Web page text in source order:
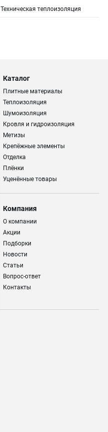
Техническая теплоизоляция
Каталог
Плитные материалы
Теплоизоляция
Шумоизоляция
Кровля и гидроизоляция
Метизы
Крепёжные элементы
Отделка
Плёнки
Уценённые товары
Компания
О компании
Акции
Подборки
Новости
Статьи
Вопрос-ответ
Контакты